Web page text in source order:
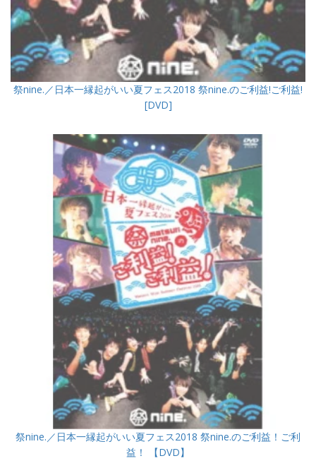
祭nine.／日本一縁起がいい夏フェス2018 祭nine.のご利益!ご利益!
[DVD]
祭nine.／日本一縁起がいい夏フェス2018 祭nine.のご利益！ご利
益！ 【DVD】